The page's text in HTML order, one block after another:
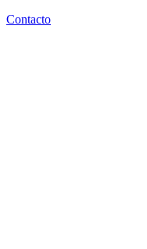
Contacto